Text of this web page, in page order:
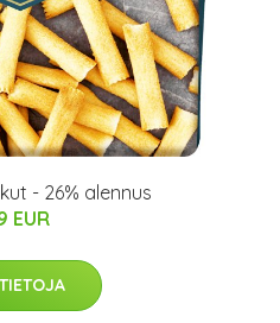
- 26% alennus
EUR